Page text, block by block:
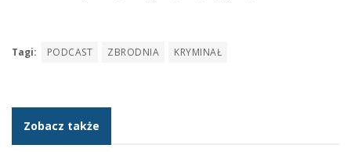
Tagi: PODCAST ZBRODNIA KRYMINAŁ
Zobacz także